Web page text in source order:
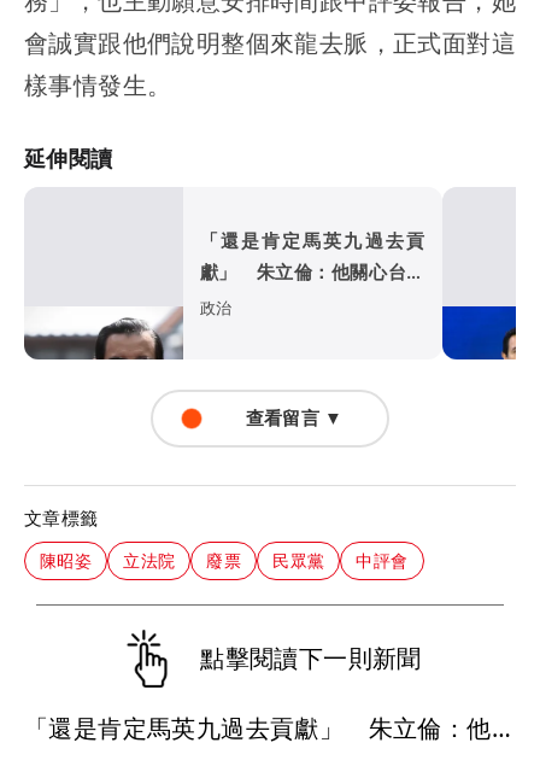
會誠實跟他們說明整個來龍去脈，正式面對這
樣事情發生。
延伸閱讀
「還是肯定馬英九過去貢
獻」 朱立倫：他關心台灣
安全、國家未來
政治
查看留言 ▼
文章標籤
陳昭姿 立法院 廢票 民眾黨 中評會
點擊閱讀下一則新聞
「還是肯定馬英九過去貢獻」 朱立倫：他關心台灣安全、國家未來